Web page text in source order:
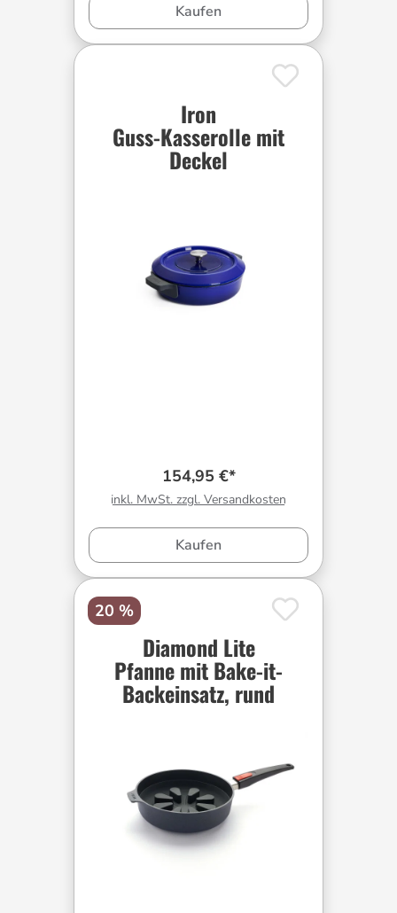
Kaufen
Iron
Guss-Kasserolle mit
Deckel
154,95 €*
inkl. MwSt. zzgl. Versandkosten
Kaufen
20 %
Diamond Lite
Pfanne mit Bake-it-
Backeinsatz, rund